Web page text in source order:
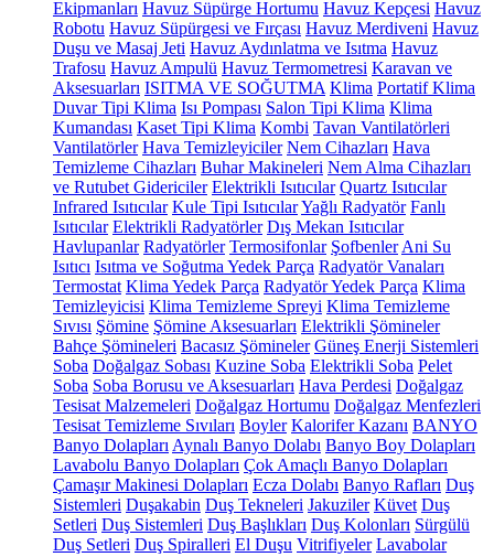
Ekipmanları Havuz Süpürge Hortumu Havuz Kepçesi Havuz
Robotu Havuz Süpürgesi ve Fırçası Havuz Merdiveni Havuz
Duşu ve Masaj Jeti Havuz Aydınlatma ve Isıtma Havuz
Trafosu Havuz Ampulü Havuz Termometresi Karavan ve
Aksesuarları ISITMA VE SOĞUTMA Klima Portatif Klima
Duvar Tipi Klima Isı Pompası Salon Tipi Klima Klima
Kumandası Kaset Tipi Klima Kombi Tavan Vantilatörleri
Vantilatörler Hava Temizleyiciler Nem Cihazları Hava
Temizleme Cihazları Buhar Makineleri Nem Alma Cihazları
ve Rutubet Gidericiler Elektrikli Isıtıcılar Quartz Isıtıcılar
Infrared Isıtıcılar Kule Tipi IsıtıcılarYağlı Radyatör Fanlı
Isıtıcılar Elektrikli Radyatörler Dış Mekan Isıtıcılar
Havlupanlar Radyatörler Termosifonlar Şofbenler Ani Su
Isıtıcı Isıtma ve Soğutma Yedek Parça Radyatör Vanaları
Termostat Klima Yedek Parça Radyatör Yedek Parça Klima
Temizleyicisi Klima Temizleme Spreyi Klima Temizleme
Sıvısı Şömine Şömine Aksesuarları Elektrikli Şömineler
Bahçe Şömineleri Bacasız Şömineler Güneş Enerji Sistemleri
Soba Doğalgaz Sobası Kuzine Soba Elektrikli Soba Pelet
Soba Soba Borusu ve Aksesuarları Hava Perdesi Doğalgaz
Tesisat Malzemeleri Doğalgaz Hortumu Doğalgaz Menfezleri
Tesisat Temizleme Sıvıları Boyler Kalorifer Kazanı BANYO
Banyo Dolapları Aynalı Banyo Dolabı Banyo Boy Dolapları
Lavabolu Banyo Dolapları Çok Amaçlı Banyo Dolapları
Çamaşır Makinesi Dolapları Ecza Dolabı Banyo Rafları Duş
Sistemleri Duşakabin Duş Tekneleri Jakuziler Küvet Duş
Setleri Duş Sistemleri Duş Başlıkları Duş Kolonları Sürgülü
Duş Setleri Duş Spiralleri El Duşu Vitrifiyeler Lavabolar